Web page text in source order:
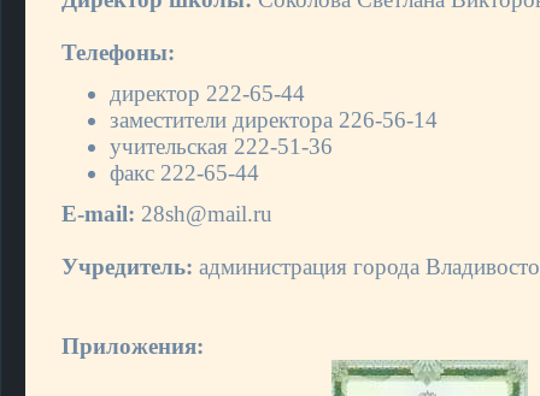
Телефоны:
директор 222-65-44
заместители директора 226-56-14
учительская 222-51-36
факс 222-65-44
E-mail: 28sh@mail.ru
Учредитель: администрация города
Приложения: